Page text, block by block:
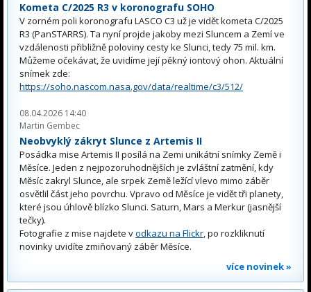
Kometa C/2025 R3 v koronografu SOHO
V zorném poli koronografu LASCO C3 už je vidět kometa C/2025
R3 (PanSTARRS). Ta nyní projde jakoby mezi Sluncem a Zemí ve
vzdálenosti přibližně poloviny cesty ke Slunci, tedy 75 mil. km.
Můžeme očekávat, že uvidíme její pěkný iontový ohon. Aktuální
snímek zde:
https://soho.nascom.nasa.gov/data/realtime/c3/512/
08.04.2026 14:40
Martin Gembec
Neobvyklý zákryt Slunce z Artemis II
Posádka mise Artemis II posílá na Zemi unikátní snímky Země i
Měsíce. Jeden z nejpozoruhodnějších je zvláštní zatmění, kdy
Měsíc zakryl Slunce, ale srpek Země ležící vlevo mimo záběr
osvětlil část jeho povrchu. Vpravo od Měsíce je vidět tři planety,
které jsou úhlově blízko Slunci. Saturn, Mars a Merkur (jasnější
tečky).
Fotografie z mise najdete vodkazu na Flickr, po rozkliknutí
novinky uvidíte zmiňovaný záběr Měsíce.
více novinek »